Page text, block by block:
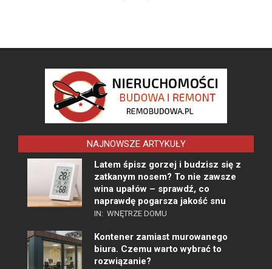
NAJNOWSZE ARTYKUŁY
Latem śpisz gorzej i budzisz się z
zatkanym nosem? To nie zawsze
wina upałów – sprawdź, co
naprawdę pogarsza jakość snu
IN: WNĘTRZE DOMU
Kontener zamiast murowanego
biura. Czemu warto wybrać to
rozwiązanie?